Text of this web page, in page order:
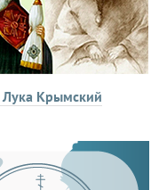
Лука Крымский